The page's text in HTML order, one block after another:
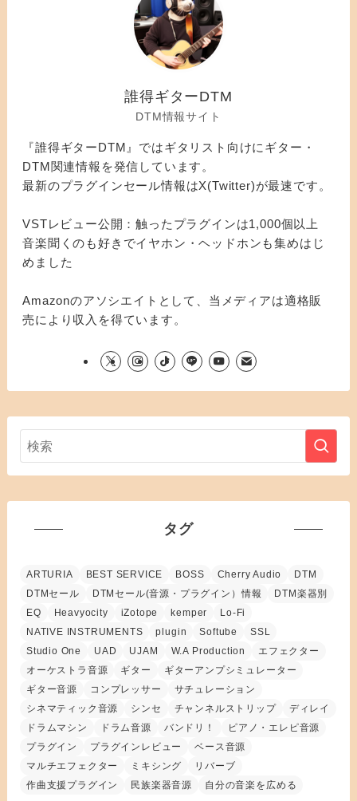
誰得ギターDTM
DTM情報サイト
『誰得ギターDTM』ではギタリスト向けにギター・
DTM関連情報を発信しています。
最新のプラグインセール情報はX(Twitter)が最速です。
VSTレビュー公開：触ったプラグインは1,000個以上
音楽聞くのも好きでイヤホン・ヘッドホンも集めはじ
めました
Amazonのアソシエイトとして、当メディアは適格販
売により収入を得ています。
タグ
ARTURIA BEST SERVICE BOSS Cherry Audio
DTM
DTMセール
DTMセール(音源・プラグイン）情報
DTM楽器別
EQ
Heavyocity iZotope kemper
Lo-Fi
NATIVE INSTRUMENTS
plugin Softube
SSL
Studio One
UAD UJAM W.A Production
エフェクター
オーケストラ音源
ギター
ギターアンプシミュレーター
ギター音源
コンプレッサー
サチュレーション
シネマティック音源
シンセ チャンネルストリップ
ディレイ
ドラムマシン
ドラム音源 バンドリ！
ピアノ・エレピ音源
プラグイン
プラグインレビュー
ベース音源
マルチエフェクター
ミキシング
リバーブ
作曲支援プラグイン
民族楽器音源 自分の音楽を広める